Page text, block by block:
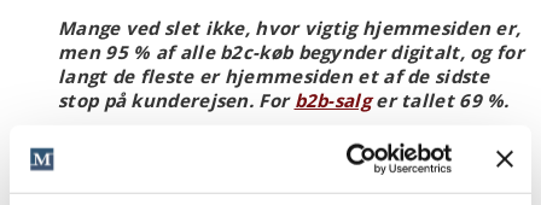
Mange ved slet ikke, hvor vigtig hjemmesiden er,
men 95 % af alle b2c-køb begynder digitalt, og for
langt de fleste er hjemmesiden et af de sidste
stop på kunderejsen. For b2b-salger tallet 69 %.
Kommer kunden i tvivl her, går du jo glip af dit salg.
For kundernes behov for rådgivning har ikke ændret
sig, selv om de køber digitalt. Og kan de ikke få svar